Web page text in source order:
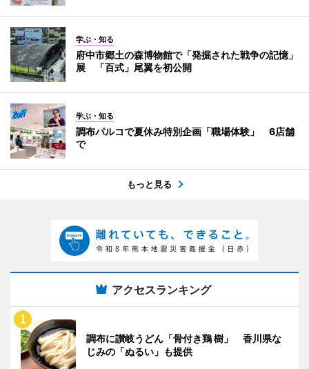
学ぶ・知る
府中市郷土の森博物館で「発掘された戦争の記憶」
展 「百式」尾翼を初公開
学ぶ・知る
調布パルコで夏休み特別企画「職場体験」 6店舗
で
もっと見る
アクセスランキング
調布に讃岐うどん「骨付き鶏 樹」 香川県な
じみの「ぬるい」も提供